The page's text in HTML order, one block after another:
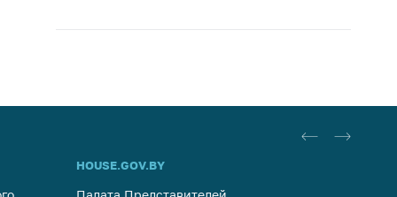
HOUSE.GOV.BY